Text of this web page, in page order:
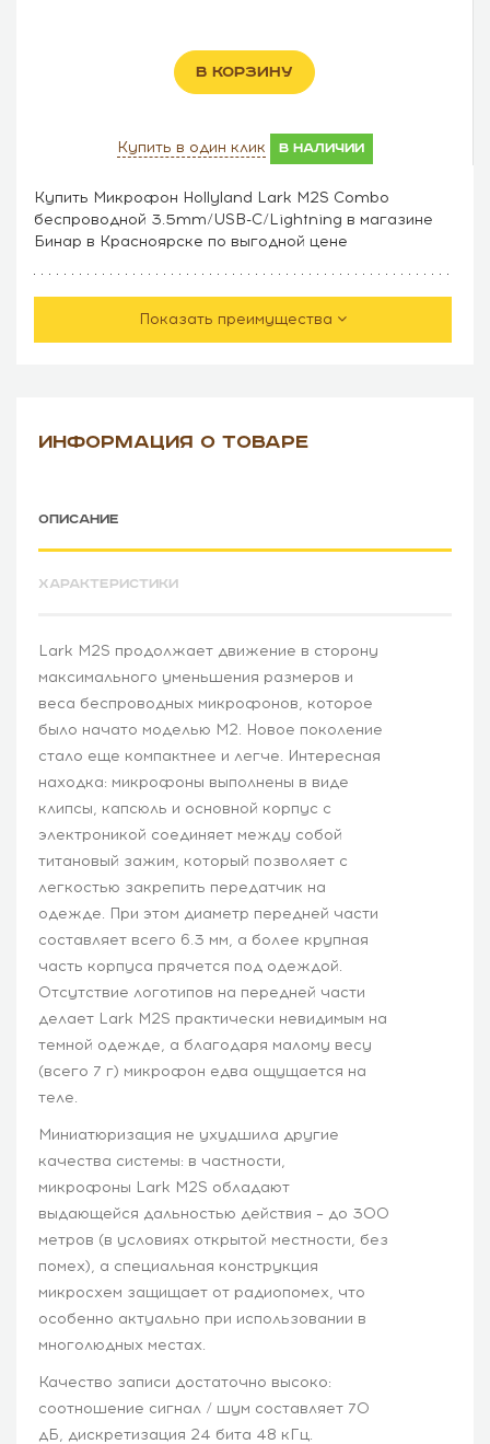
В КОРЗИНУ
Купить в один клик в наличии
Купить Микрофон Hollyland Lark M2S Combo
беспроводной 3.5mm/USB-C/Lightning в магазине
Бинар в Красноярске по выгодной цене
Показать преимущества
ИНФОРМАЦИЯ О ТОВАРЕ
ОПИСАНИЕ
ХАРАКТЕРИСТИКИ
Lark M2S продолжает движение в сторону
максимального уменьшения размеров и
веса беспроводных микрофонов, которое
было начато моделью M2. Новое поколение
стало еще компактнее и легче. Интересная
находка: микрофоны выполнены в виде
клипсы, капсюль и основной корпус с
электроникой соединяет между собой
титановый зажим, который позволяет с
легкостью закрепить передатчик на
одежде. При этом диаметр передней части
составляет всего 6.3 мм, а более крупная
часть корпуса прячется под одеждой.
Отсутствие логотипов на передней части
делает Lark M2S практически невидимым на
темной одежде, а благодаря малому весу
(всего 7 г) микрофон едва ощущается на
теле.
Миниатюризация не ухудшила другие
качества системы: в частности,
микрофоны Lark M2S обладают
выдающейся дальностью действия – до 300
метров (в условиях открытой местности, без
помех), а специальная конструкция
микросхем защищает от радиопомех, что
особенно актуально при использовании в
многолюдных местах.
Качество записи достаточно высоко:
соотношение сигнал / шум составляет 70
дБ, дискретизация 24 бита 48 кГц.